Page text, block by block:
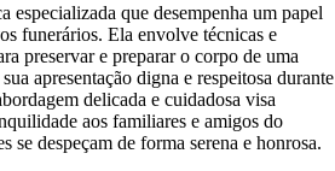
especializada que desempenha um papel
funerários. Ela envolve técnicas e
preservar e preparar o corpo de uma
apresentação digna e respeitosa durante
delicada e cuidadosa visa
aos familiares e amigos do
se despeçam de forma serena e honrosa.